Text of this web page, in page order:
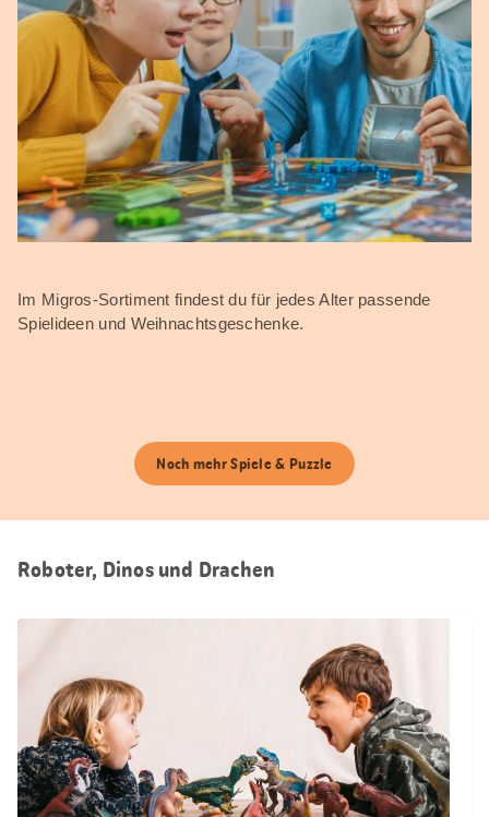
Im Migros-Sortiment findest du für jedes Alter passende
Spielideen und Weihnachtsgeschenke.
Noch mehr Spiele & Puzzle
Roboter, Dinos und Drachen